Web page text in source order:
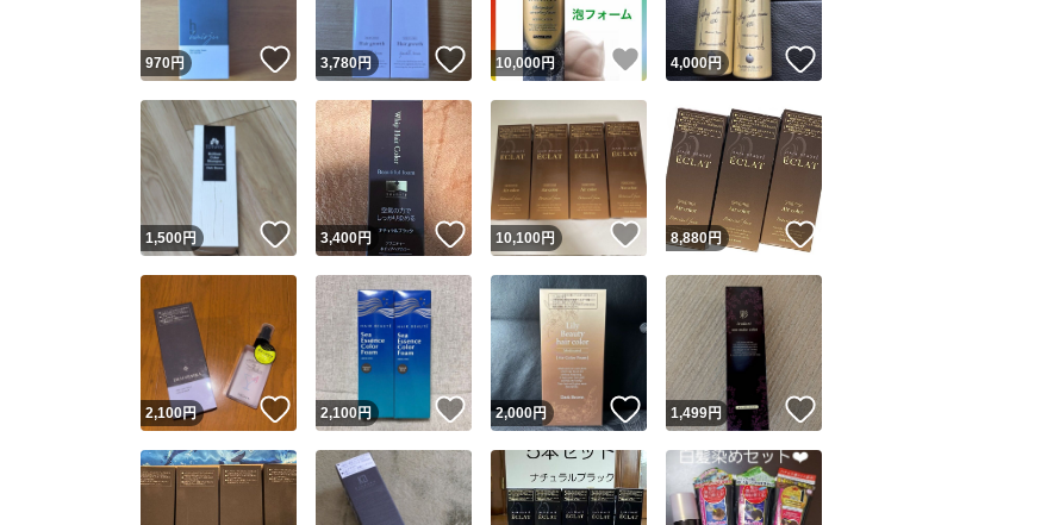
970円 いいね！
3,780円 いいね！
10,000円 いいね！
4,000円 いいね！
1,500円 いいね！
3,400円 いいね！
10,100円 いいね！
8,880円
2,100円 いいね！
2,100円 いいね！
2,000円 いいね！
1,499円 いいね！